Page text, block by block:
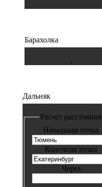
Барахолка
Дальняк
Расчет расстояния
Начальная точка
Конечная точка
Через